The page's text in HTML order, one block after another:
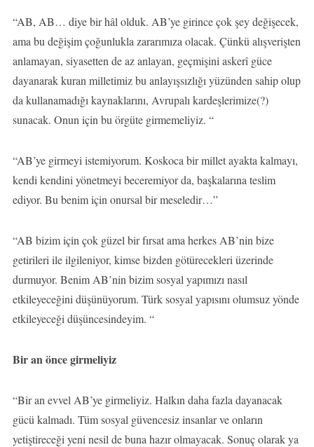
“AB, AB… diye bir hâl olduk. AB’ye girince çok şey değişecek,
ama bu değişim çoğunlukla zararımıza olacak. Çünkü alışverişten
anlamayan, siyasetten de az anlayan, geçmişini askerî güce
dayanarak kuran milletimiz bu anlayışsızlığı yüzünden sahip olup
da kullanamadığı kaynaklarını, Avrupalı kardeşlerimize(?)
sunacak. Onun için bu örgüte girmemeliyiz. “
“AB’ye girmeyi istemiyorum. Koskoca bir millet ayakta kalmayı,
kendi kendini yönetmeyi beceremiyor da, başkalarına teslim
ediyor. Bu benim için onursal bir meseledir…”
“AB bizim için çok güzel bir fırsat ama herkes AB’nin bize
getirileri ile ilgileniyor, kimse bizden götürecekleri üzerinde
durmuyor. Benim AB’nin bizim sosyal yapımızı nasıl
etkileyeceğini düşünüyorum. Türk sosyal yapısını olumsuz yönde
etkileyeceği düşüncesindeyim. “
Bir an önce girmeliyiz
“Bir an evvel AB’ye girmeliyiz. Halkın daha fazla dayanacak
gücü kalmadı. Tüm sosyal güvencesiz insanlar ve onların
yetiştireceği yeni nesil de buna hazır olmayacak. Sonuç olarak ya